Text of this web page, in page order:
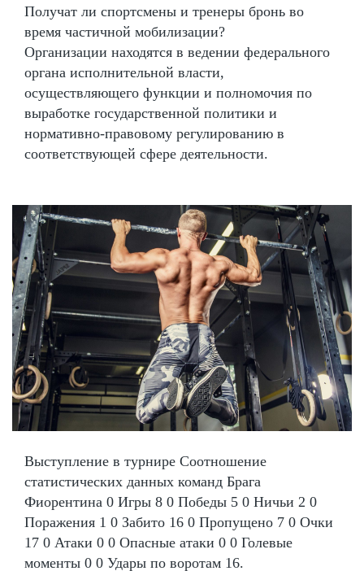
Получат ли спортсмены и тренеры бронь во
время частичной мобилизации?
Организации находятся в ведении федерального
органа исполнительной власти,
осуществляющего функции и полномочия по
выработке государственной политики и
нормативно-правовому регулированию в
соответствующей сфере деятельности.
Выступление в турнире Соотношение
статистических данных команд Брага
Фиорентина 0 Игры 8 0 Победы 5 0 Ничьи 2 0
Поражения 1 0 Забито 16 0 Пропущено 7 0 Очки
17 0 Атаки 0 0 Опасные атаки 0 0 Голевые
моменты 0 0 Удары по воротам 16.